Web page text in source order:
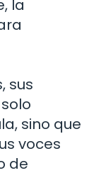
la
sus
sino que
voces
de